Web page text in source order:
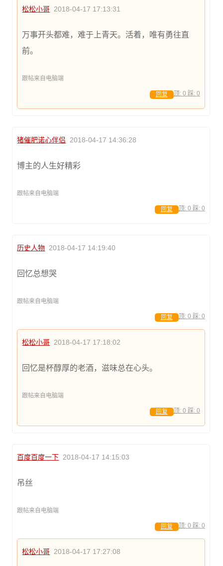
松松小哥 2018-04-17 17:13:31
万事开头都难，难于上青天。活着，唯有勇往直
前。
跟帖来自电脑端
顶: 0 踩: 0
回复
猪催肥诺心伴侣 2018-04-17 14:36:28
博主的人生好精彩
跟帖来自电脑端
顶: 0 踩: 0
回复
历史人物 2018-04-17 14:19:40
回忆总想哭
跟帖来自电脑端
顶: 0 踩: 0
回复
松松小哥 2018-04-17 17:18:02
回忆是杯醇厚的老酒，滋味总在心头。
跟帖来自电脑端
顶: 0 踩: 0
回复
百度百度一下 2018-04-17 14:15:03
吊丝
跟帖来自电脑端
顶: 0 踩: 0
回复
松松小哥 2018-04-17 17:27:08